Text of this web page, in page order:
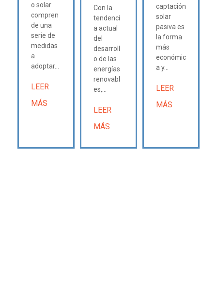
o solar
compren
de una
serie de
medidas
a
adoptar...
LEER
MÁS
Con la
tendenci
a actual
del
desarroll
o de las
energías
renovabl
es,...
LEER
MÁS
captación
solar
pasiva es
la forma
más
económic
a y...
LEER
MÁS